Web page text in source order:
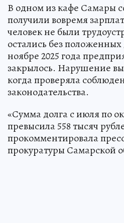
В одном из кафе Самары
получили вовремя
человек не были
остались без положенных
ноябре 2025 года
закрылось. Нарушение
когда проверяла
законодательства.
«Сумма долга с июля по
превысила 558 тысяч
прокомментировала
прокуратуры Самарской